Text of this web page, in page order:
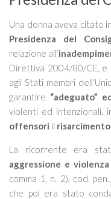
Una donna aveva citato
Presidenza del
relazione all’
Direttiva 2004/80/CE, e
agli Stati membri
garantire “adeguato”
violenti ed intenzionali,
offensori il
La ricorrente era
aggressione e violenza
comma 1, n. 2), cod.
che poi era stato